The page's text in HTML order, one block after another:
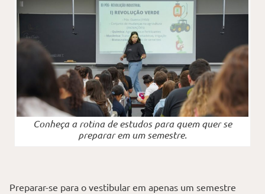
Conheça a rotina de estudos para quem quer se
preparar em um semestre.
Preparar-se para o vestibular em apenas um semestre